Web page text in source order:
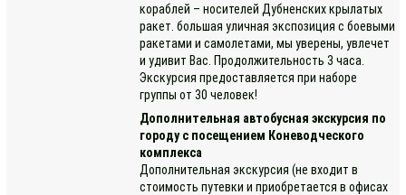
кораблей – носителей Дубненских крылатых
ракет. большая уличная экспозиция с боевыми
ракетами и самолетами, мы уверены, увлечет
и удивит Вас. Продолжительность 3 часа.
Экскурсия предоставляется при наборе
группы от 30 человек!
Дополнительная автобусная экскурсия по
городу с посещением Коневодческого
комплекса
Дополнительная экскурсия (не входит в
стоимость путевки и приобретается в офисах